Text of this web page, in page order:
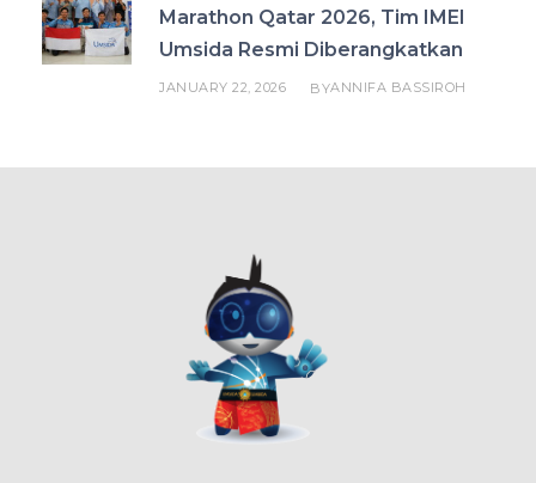
Marathon Qatar 2026, Tim IMEI
Umsida Resmi Diberangkatkan
JANUARY 22, 2026 BYANNIFA BASSIROH